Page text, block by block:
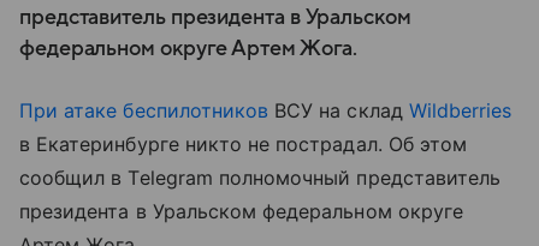
представитель президента в Уральском
федеральном округе Артем Жога.
При атаке беспилотников ВСУ на склад Wildberries
в Екатеринбурге никто не пострадал. Об этом
сообщил в Telegram полномочный представитель
президента в Уральском федеральном округе